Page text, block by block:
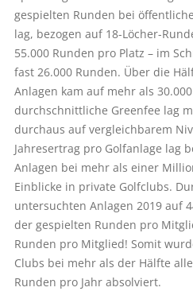
gespielten Runden bei
lag, bezogen auf 18-Löcher-
55.000 Runden pro Platz – im
fast 26.000 Runden. Über die
Anlagen kam auf mehr als
durchschnittliche Greenfee lag
durchaus auf vergleichbarem
Jahresertrag pro Golfanlage lag
Anlagen bei mehr als einer
Einblicke in private Golfclubs.
untersuchten Anlagen 2019 auf
der gespielten Runden pro
Runden pro Mitglied! Somit
Clubs bei mehr als der Hälfte
Runden pro Jahr absolviert.